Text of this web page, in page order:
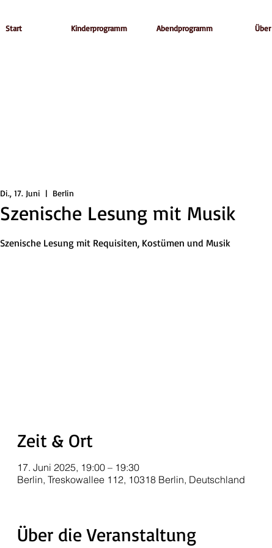
Start Kinderprogramm Abendprogramm
Di., 17. Juni
  |
Berlin
Szenische Lesung mit Musik
Szenische Lesung mit Requisiten, Kostümen und Musik
Zeit & Ort
17. Juni 2025, 19:00 – 19:30
Berlin, Treskowallee 112, 10318 Berlin, Deutschland
Über die Veranstaltung